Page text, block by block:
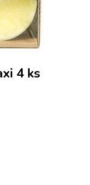
4 ks